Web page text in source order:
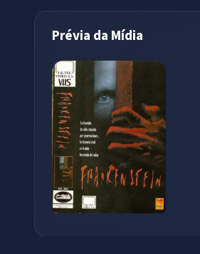
Prévia da Mídia